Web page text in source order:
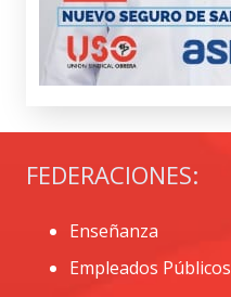
FEDERACIONES:
Enseñanza
Empleados Públicos